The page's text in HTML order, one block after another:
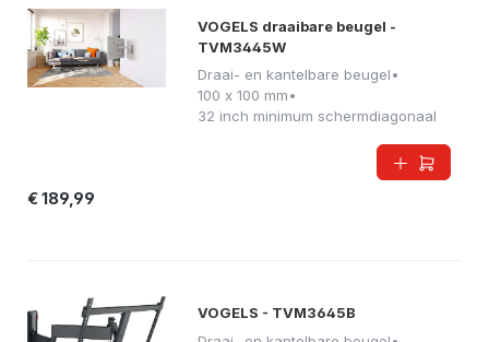
VOGELS draaibare beugel -
TVM3445W
Draai- en kantelbare beugel•
100 x 100 mm•
32 inch minimum schermdiagonaal
€ 189,99
VOGELS - TVM3645B